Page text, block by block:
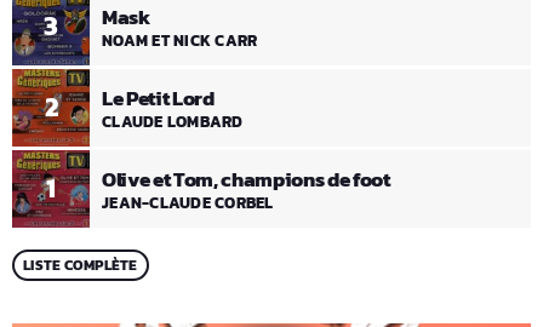
1 Olive et Tom, champions de foot
JEAN-CLAUDE CORBEL
2 Le Petit Lord
CLAUDE LOMBARD
3 Mask
NOAM ET NICK CARR
LISTE COMPLÈTE